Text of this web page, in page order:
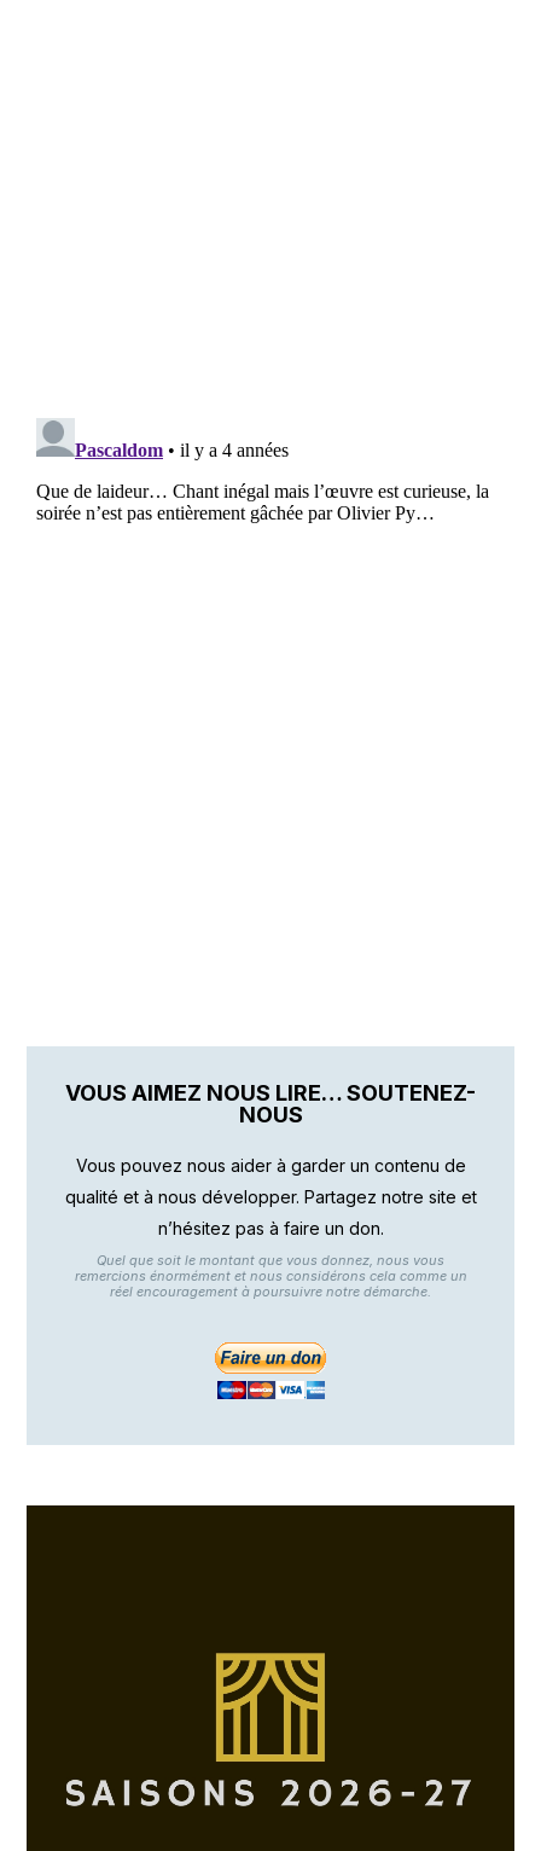
VOUS AIMEZ NOUS LIRE… SOUTENEZ-
NOUS
Vous pouvez nous aider à garder un contenu de
qualité et à nous développer. Partagez notre site et
n’hésitez pas à faire un don.
Quel que soit le montant que vous donnez, nous vous
remercions énormément et nous considérons cela comme un
réel encouragement à poursuivre notre démarche.